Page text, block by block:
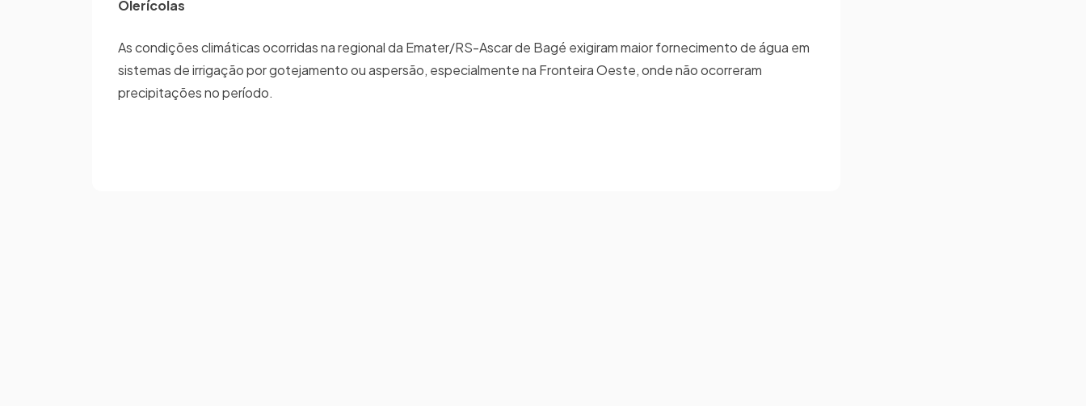
Olerícolas
As condições climáticas ocorridas na regional da Emater/RS-Ascar de Bagé exigiram maior fornecimento de água em
sistemas de irrigação por gotejamento ou aspersão, especialmente na Fronteira Oeste, onde não ocorreram
precipitações no período.